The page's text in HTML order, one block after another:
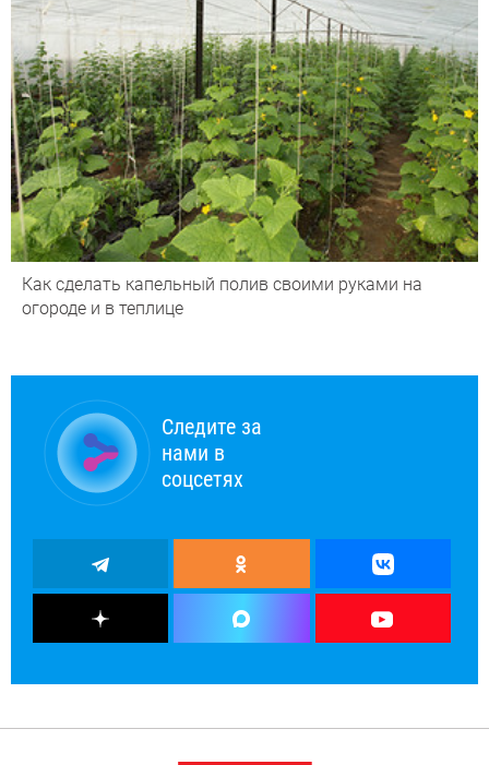
Как сделать капельный полив своими руками на
огороде и в теплице
Следите за
нами в
соцсетях